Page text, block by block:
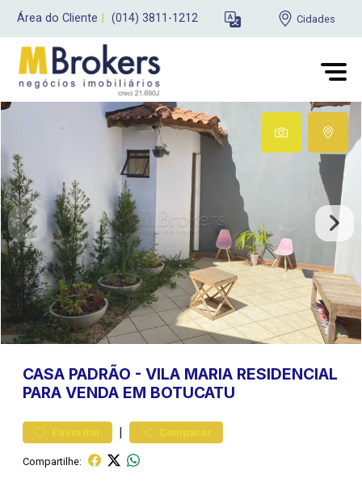
Área do Cliente (014) 3811-1212 Cidades
CASA PADRÃO - VILA MARIA RESIDENCIAL
PARA VENDA EM BOTUCATU
Favoritar | Comparar
Compartilhe: